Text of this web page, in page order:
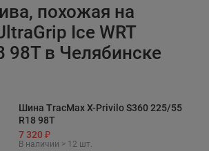
похожая на
Ice WRT
98T в Челябинске
Шина TracMax X-Privilo S360 225/55
R18 98T
7 320 ₽
В наличии > 12 шт.